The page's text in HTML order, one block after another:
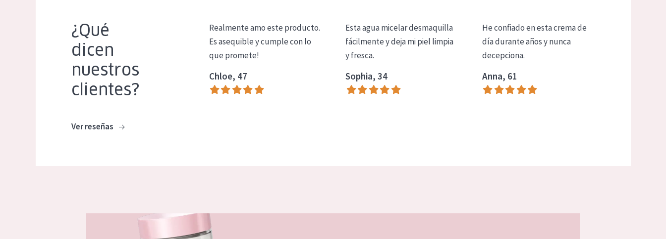
¿Qué
dicen
nuestros
clientes?
Ver reseñas
Realmente amo este producto.
Es asequible y cumple con lo
que promete!
Chloe, 47
Esta agua micelar desmaquilla
fácilmente y deja mi piel limpia
y fresca.
Sophia, 34
He confiado en esta crema de
día durante años y nunca
decepciona.
Anna, 61